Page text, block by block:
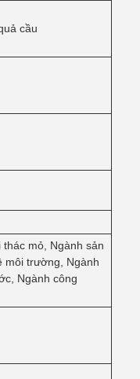
cầu
mỏ, Ngành sản
môi trường, Ngành
Ngành công